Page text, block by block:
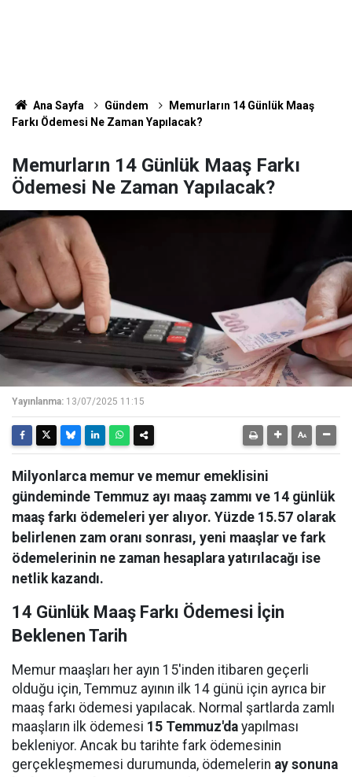
Ana Sayfa Gündem
Memurların 14 Günlük Maaş
Farkı Ödemesi Ne Zaman Yapılacak?
Memurların 14 Günlük Maaş Farkı
Ödemesi Ne Zaman Yapılacak?
Yayınlanma: 13/07/2025 11:15
Milyonlarca memur ve memur emeklisini
gündeminde Temmuz ayı maaş zammı ve 14 günlük
maaş farkı ödemeleri yer alıyor. Yüzde 15.57 olarak
belirlenen zam oranı sonrası, yeni maaşlar ve fark
ödemelerinin ne zaman hesaplara yatırılacağı ise
netlik kazandı.
14 Günlük Maaş Farkı Ödemesi İçin
Beklenen Tarih
Memur maaşları her ayın 15'inden itibaren geçerli
olduğu için, Temmuz ayının ilk 14 günü için ayrıca bir
maaş farkı ödemesi yapılacak. Normal şartlarda zamlı
maaşların ilk ödemesi 15 Temmuz'da yapılması
bekleniyor. Ancak bu tarihte fark ödemesinin
gerçekleşmemesi durumunda, ödemelerin ay sonuna